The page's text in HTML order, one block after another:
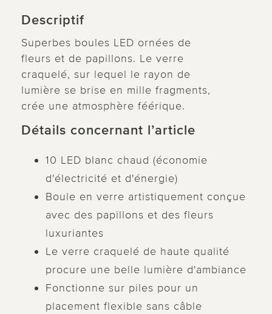
Descriptif
Superbes boules LED ornées de
fleurs et de papillons. Le verre
craquelé, sur lequel le rayon de
lumière se brise en mille fragments,
crée une atmosphère féérique.
Détails concernant l’article
10 LED blanc chaud (économie
d'électricité et d'énergie)
Boule en verre artistiquement conçue
avec des papillons et des fleurs
luxuriantes
Le verre craquelé de haute qualité
procure une belle lumière d'ambiance
Fonctionne sur piles pour un
placement flexible sans câble